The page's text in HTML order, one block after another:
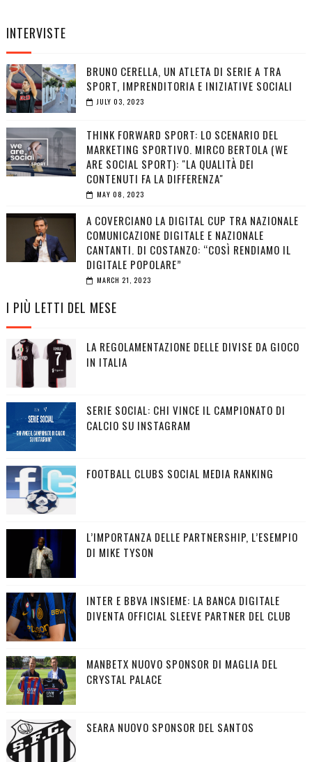
INTERVISTE
BRUNO CERELLA, UN ATLETA DI SERIE A TRA
SPORT, IMPRENDITORIA E INIZIATIVE SOCIALI
JULY 03, 2023
THINK FORWARD SPORT: LO SCENARIO DEL
MARKETING SPORTIVO. MIRCO BERTOLA (WE
ARE SOCIAL SPORT): "LA QUALITÀ DEI
CONTENUTI FA LA DIFFERENZA"
MAY 08, 2023
A COVERCIANO LA DIGITAL CUP TRA NAZIONALE
COMUNICAZIONE DIGITALE E NAZIONALE
CANTANTI. DI COSTANZO: “COSÌ RENDIAMO IL
DIGITALE POPOLARE”
MARCH 21, 2023
I PIÙ LETTI DEL MESE
LA REGOLAMENTAZIONE DELLE DIVISE DA GIOCO
IN ITALIA
SERIE SOCIAL: CHI VINCE IL CAMPIONATO DI
CALCIO SU INSTAGRAM
FOOTBALL CLUBS SOCIAL MEDIA RANKING
L’IMPORTANZA DELLE PARTNERSHIP, L’ESEMPIO
DI MIKE TYSON
INTER E BBVA INSIEME: LA BANCA DIGITALE
DIVENTA OFFICIAL SLEEVE PARTNER DEL CLUB
MANBETX NUOVO SPONSOR DI MAGLIA DEL
CRYSTAL PALACE
SEARA NUOVO SPONSOR DEL SANTOS